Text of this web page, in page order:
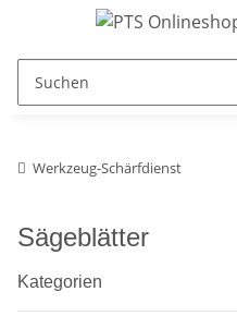
Werkzeug-Schärfdienst
Sägeblätter
Kategorien